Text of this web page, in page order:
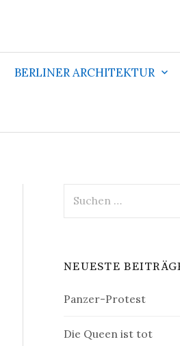
BERLINER ARCHITEKTUR
nach:
NEUESTE
Panzer-Protest
Die Queen ist tot